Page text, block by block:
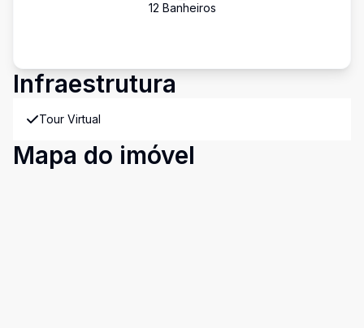
12 Banheiros
Infraestrutura
Tour Virtual
Mapa do imóvel